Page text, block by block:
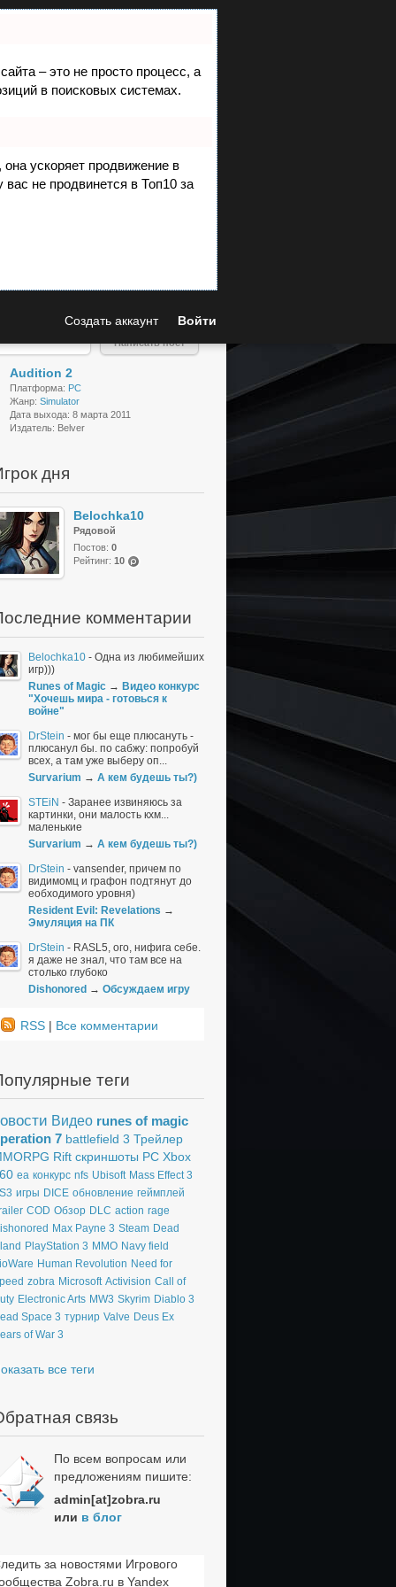
– это не просто процесс, а
в поисковых системах.
, она ускоряет продвижение в
не продвинется в Топ10 за
Создать аккаунт Войти
любимые игры в рейтинге.
ints
)
Написать пост
^
Audition 2
Платформа: PC
Жанр: Simulator
Дата выхода: 8 марта 2011
Издатель: Belver
дня
Belochka10
Рядовой
Постов: 0
Рейтинг: 10
комментарии
Belochka10 - Одна из любимейших
игр)))
Runes of Magic → Видео конкурс
"Хочешь мира - готовься к
войне"
DrStein - мог бы еще плюсануть -
плюсанул бы. по сабжу: попробуй
всех, а там уже выберу оп...
Survarium → А кем будешь ты?)
STEiN - Заранее извиняюсь за
картинки, они малость кхм...
маленькие
Survarium → А кем будешь ты?)
DrStein - vansender, причем по
видимомц и графон подтянут до
еобходимого уровня)
Resident Evil: Revelations →
Эмуляция на ПК
DrStein - RASL5, ого, нифига себе.
я даже не знал, что там все на
столько глубоко
Dishonored → Обсуждаем игру
RSS | Все комментарии
теги
Видео runes of magic
7 battlefield 3 Трейлер
Rift скриншоты PC Xbox
ea конкурс nfs Ubisoft Mass Effect 3
игры DICE обновление геймплей
COD Обзор DLC action rage
Max Payne 3 Steam Dead
PlayStation 3 MMO Navy field
Human Revolution Need for
zobra Microsoft Activision Call of
Electronic Arts MW3 Skyrim Diablo 3
Space 3 турнир Valve Deus Ex
of War 3
все теги
связь
По всем вопросам или
предложениям пишите:
admin[at]zobra.ru
или в блог
за новостями Игрового
Zobra.ru в Yandex